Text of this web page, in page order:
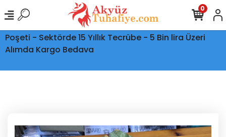
Ptt Kargo İle Tüm Türkiye'ye Teslimat - Şeffaf Kargo
Poşeti - Sektörde 15 Yıllık Tecrübe - 5 Bin lira Üzeri
Alımda Kargo Bedava
0